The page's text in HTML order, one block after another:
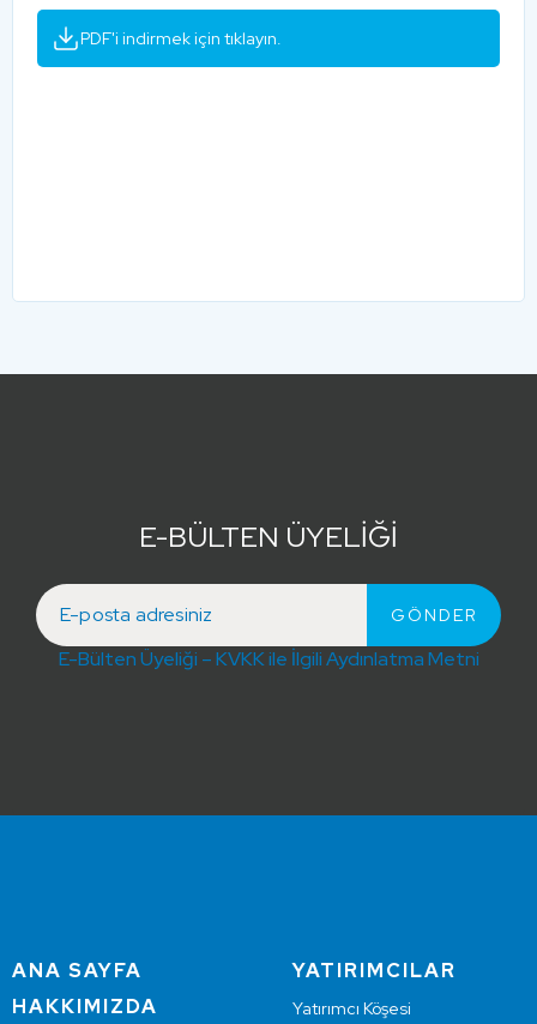
PDF'i indirmek için tıklayın.
E-BÜLTEN ÜYELİĞİ
E-Bülten Üyeliği – KVKK ile İlgili Aydınlatma Metni
ANA SAYFA
HAKKIMIZDA
YATIRIMCILAR
Yatırımcı Köşesi